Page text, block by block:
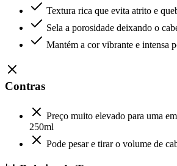
Textura rica que evita atrito e
Sela a porosidade deixando o
Mantém a cor vibrante e intensa
Contras
Preço muito elevado para uma
250ml
Pode pesar e tirar o volume de